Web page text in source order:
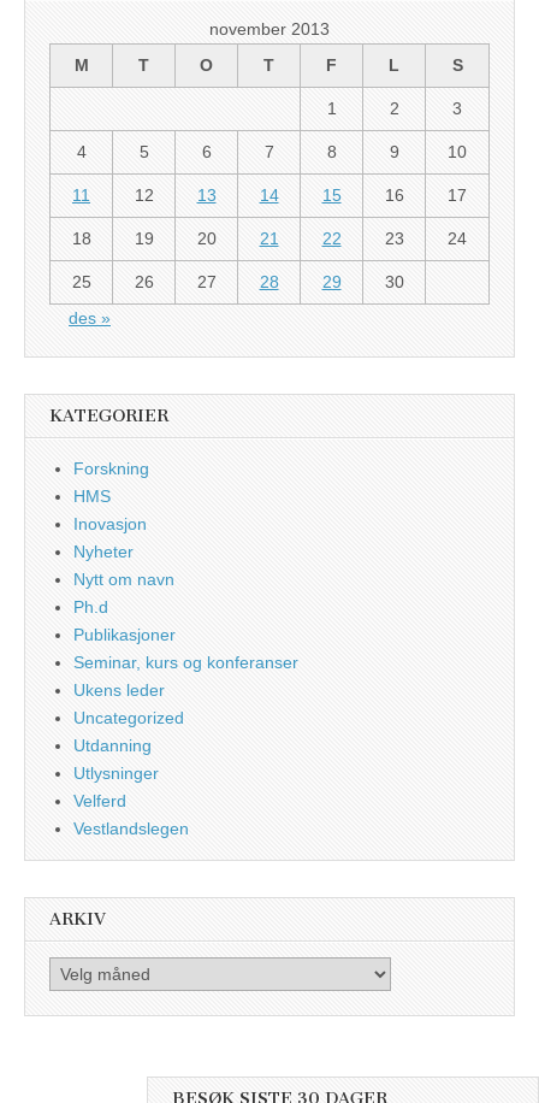
november 2013
M
T O T F L S
1 2 3
4 5 6 7 8 9 10
11 12 13 14 15 16 17
18 19 20 21 22 23 24
25 26 27 28 29
30
des »
KATEGORIER
Forskning
HMS
Inovasjon
Nyheter
Nytt om navn
Ph.d
Publikasjoner
Seminar, kurs og konferanser
Ukens leder
Uncategorized
Utdanning
Utlysninger
Velferd
Vestlandslegen
ARKIV
Arkiv